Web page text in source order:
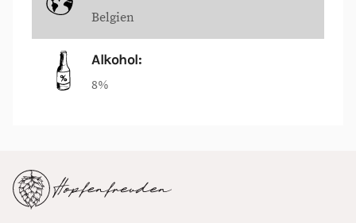
Belgien
Alkohol:
8%